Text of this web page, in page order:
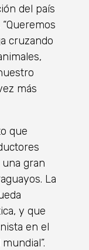
del país
cruzando
más
que
una gran
La
y que
en el